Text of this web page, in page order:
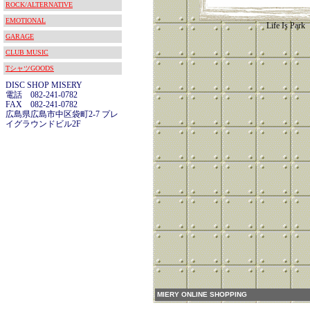
ROCK/ALTERNATIVE
EMOTIONAL
GARAGE
CLUB MUSIC
TシャツGOODS
DISC SHOP MISERY
電話 082-241-0782
FAX 082-241-0782
広島県広島市中区袋町2-7 プレ
イグラウンドビル2F
Life Is Park
MIERY ONLINE SHOPPING